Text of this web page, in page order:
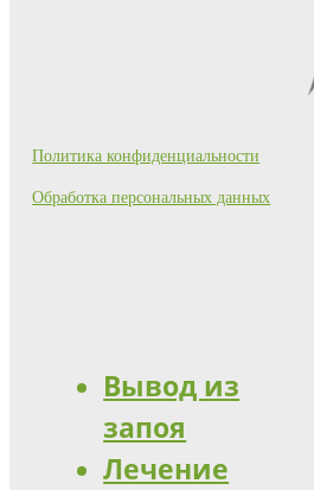
Политика конфиденциальности
Обработка персональных данных
Вывод из
запоя
Лечение